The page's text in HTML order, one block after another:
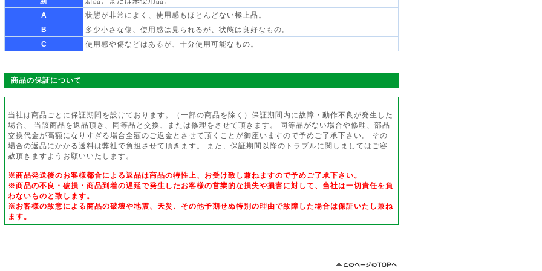
A
状態が非常によく、使用感もほとんどない極上品。
B
多少小さな傷、使用感は見られるが、状態は良好なもの。
C
使用感や傷などはあるが、十分使用可能なもの。
商品の保証について
当社は商品ごとに保証期間を設けております。（一部の商品を除く）保証期間内に故障・動作不良が発生した
場合、 当該商品を返品頂き、同等品と交換、または修理をさせて頂きます。 同等品がない場合や修理、部品
交換代金が高額になりすぎる場合全額のご返金とさせて頂くことが御座いますので予めご了承下さい。 その
場合の返品にかかる送料は弊社で負担させて頂きます。 また、保証期間以降のトラブルに関しましてはご容
赦頂きますようお願いいたします。
※商品発送後のお客様都合による返品は商品の特性上、お受け致し兼ねますので予めご了承下さい。
※商品の不良・破損・商品到着の遅延で発生したお客様の営業的な損失や損害に対して、当社は一切責任を負
わないものと致します。
※お客様の故意による商品の破壊や地震、天災、その他予期せぬ特別の理由で故障した場合は保証いたし兼ね
ます。